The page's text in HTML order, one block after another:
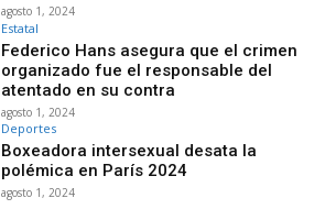
agosto 1, 2024
Estatal
Federico Hans asegura que el crimen
organizado fue el responsable del
atentado en su contra
agosto 1, 2024
Deportes
Boxeadora intersexual desata la
polémica en París 2024
agosto 1, 2024